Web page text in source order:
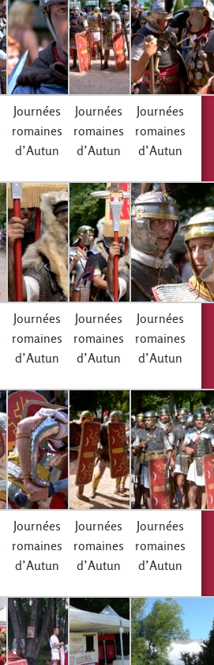
Journées
romaines
d’Autun
Journées
romaines
d’Autun
Journées
romaines
d’Autun
Journées
romaines
d’Autun
Journées
romaines
d’Autun
Journées
romaines
d’Autun
Journées
romaines
d’Autun
Journées
romaines
d’Autun
Journées
romaines
d’Autun